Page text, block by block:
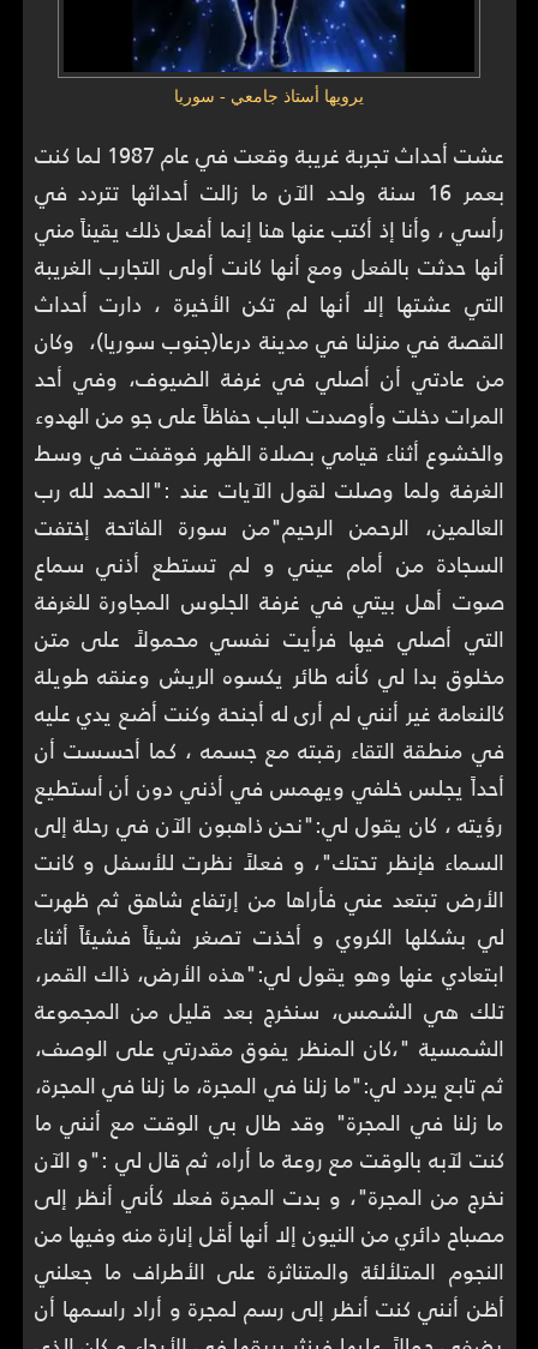
يرويها أستاذ جامعي - سوريا
عشت أحداث تجربة غريبة وقعت في عام 1987 لما كنت
بعمر 16 سنة ولحد الآن ما زالت أحداثها تتردد في
رأسي ، وأنا إذ أكتب عنها هنا إنما أفعل ذلك يقيناً مني
أنها حدثت بالفعل ومع أنها كانت أولى التجارب الغريبة
التي عشتها إلا أنها لم تكن الأخيرة ، دارت أحداث
القصة في منزلنا في مدينة درعا(جنوب سوريا)، وكان
من عادتي أن أصلي في غرفة الضيوف، وفي أحد
المرات دخلت وأوصدت الباب حفاظاً على جو من الهدوء
والخشوع أثناء قيامي بصلاة الظهر فوقفت في وسط
الغرفة ولما وصلت لقول الآيات عند :"الحمد لله رب
العالمين، الرحمن الرحيم"من سورة الفاتحة إختفت
السجادة من أمام عيني و لم تستطع أذني سماع
صوت أهل بيتي في غرفة الجلوس المجاورة للغرفة
التي أصلي فيها فرأيت نفسي محمولاً على متن
مخلوق بدا لي كأنه طائر يكسوه الريش وعنقه طويلة
كالنعامة غير أنني لم أرى له أجنحة وكنت أضع يدي عليه
في منطقة التقاء رقبته مع جسمه ، كما أحسست أن
أحداً يجلس خلفي ويهمس في أذني دون أن أستطيع
رؤيته ، كان يقول لي:"نحن ذاهبون الآن في رحلة إلى
السماء فإنظر تحتك"، و فعلاً نظرت للأسفل و كانت
الأرض تبتعد عني فأراها من إرتفاع شاهق ثم ظهرت
لي بشكلها الكروي و أخذت تصغر شيئاً فشيئاً أثناء
ابتعادي عنها وهو يقول لي:"هذه الأرض، ذاك القمر،
تلك هي الشمس، سنخرج بعد قليل من المجموعة
الشمسية "،كان المنظر يفوق مقدرتي على الوصف،
ثم تابع يردد لي:"ما زلنا في المجرة، ما زلنا في المجرة،
ما زلنا في المجرة" وقد طال بي الوقت مع أنني ما
كنت لآبه بالوقت مع روعة ما أراه، ثم قال لي :"و الآن
نخرج من المجرة"، و بدت المجرة فعلا كأني أنظر إلى
مصباح دائري من النيون إلا أنها أقل إنارة منه وفيها من
النجوم المتلألئة والمتناثرة على الأطراف ما جعلني
أظن أنني كنت أنظر إلى رسم لمجرة و أراد راسمها أن